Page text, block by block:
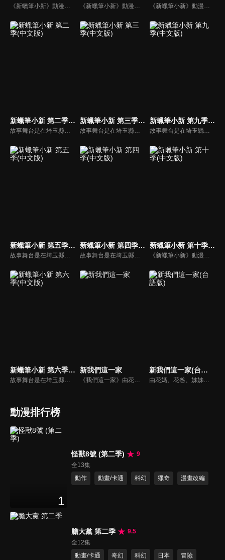
新蠟筆小新 第二季(中文版)
故事舞台是在埼玉縣春日部市，一位正在「雙葉幼稚園」學習的五歲的小孩──野原新之助，在日常生活中發生的有趣好玩事。
新蠟筆小新 第三季(中文版)
故事舞台是在埼玉縣春日部市，一位正在「雙葉幼稚園」學習的五歲的小孩──野原新之助，在日常生活中發生的有趣好玩事。
新蠟筆小新 第九季(中文版)
故事舞台是在埼玉縣春日部市，一位正在「雙葉幼稚園」學習的五歲的小孩──野原新之助，在日常生活中發生的有趣好玩事。
新蠟筆小新 第五季(中文版)
故事舞台是在埼玉縣春日部市，一位正在「雙葉幼稚園」學習的五歲的小孩──野原新之助，在日常生活中發生的有趣好玩事。
新蠟筆小新 第四季(中文版)
故事舞台是在埼玉縣春日部市，一位正在「雙葉幼稚園」學習的五歲的小孩──野原新之助，在日常生活中發生的有趣好玩事。
新蠟筆小新 第十季(中文版)
《新蠟筆小新》動漫線上看。故事舞台是在埼玉縣春日部市，一位正在「雙葉幼稚園」學習的五歲的小孩──野原新之助，在日常生活中發生的有趣好玩事。
新蠟筆小新 第六季(中文版)
故事舞台是在埼玉縣春日部市，一位正在「雙葉幼稚園」學習的五歲的小孩──野原新之助，在日常生活中發生的有趣好玩事。
新我們這一家
《我們這一家》由花媽、花爸、姊姊橘子、弟弟柚子組成，是日本一部以小家庭成員為中心，表現出日常生活中所發生大小事為題材的漫畫與動畫作品。
新我們這一家(台語版)
由花媽、花爸、姊姊橘子、弟弟柚子組成，是日本一部以小家庭成員為中心，表現出日常生活中所發生大小事為題材的漫畫與動畫作品。
動漫排行榜
1
怪獸8號 (第二季)
9
全13集
動作
動畫/卡通 科幻 獵奇 漫畫改編
膽大黨 第二季
9.5
全12集
動畫/卡通
奇幻 科幻 日本 冒險